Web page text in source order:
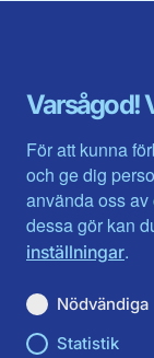
Varsågod!
För att kunna
och ge dig
använda oss
dessa gör kan
inställningar.
Nödvändiga
Statistik
Gävleborg
Halland
Jämtlands län
Jönköpings län
Kalmar län
Kronobergs län
Norrbotten
Skåne län
Du hittar oss